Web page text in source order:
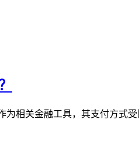
相关金融工具，其支付方式